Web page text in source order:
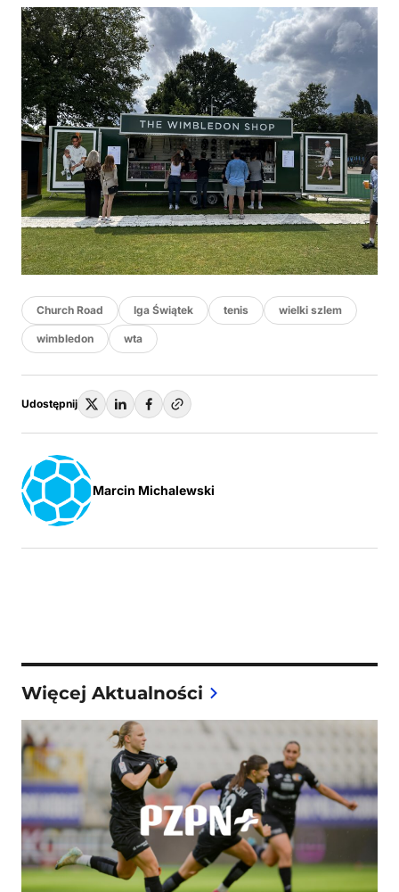
Church Road Iga Świątek tenis wielki szlem
wimbledon wta
Udostępnij
Marcin Michalewski
Więcej Aktualności